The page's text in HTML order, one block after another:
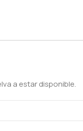
a estar disponible.